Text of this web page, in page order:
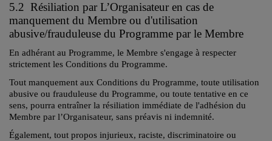
5.2 Résiliation par L’Organisateur en cas de
manquement du Membre ou d'utilisation
abusive/frauduleuse du Programme par le Membre
En adhérant au Programme, le Membre s'engage à respecter
strictement les Conditions du Programme.
Tout manquement aux Conditions du Programme, toute utilisation
abusive ou frauduleuse du Programme, ou toute tentative en ce
sens, pourra entraîner la résiliation immédiate de l'adhésion du
Membre par l’Organisateur, sans préavis ni indemnité.
Également, tout propos injurieux, raciste, discriminatoire ou